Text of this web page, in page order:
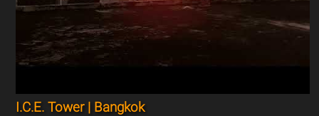
I.C.E. Tower | Bangkok